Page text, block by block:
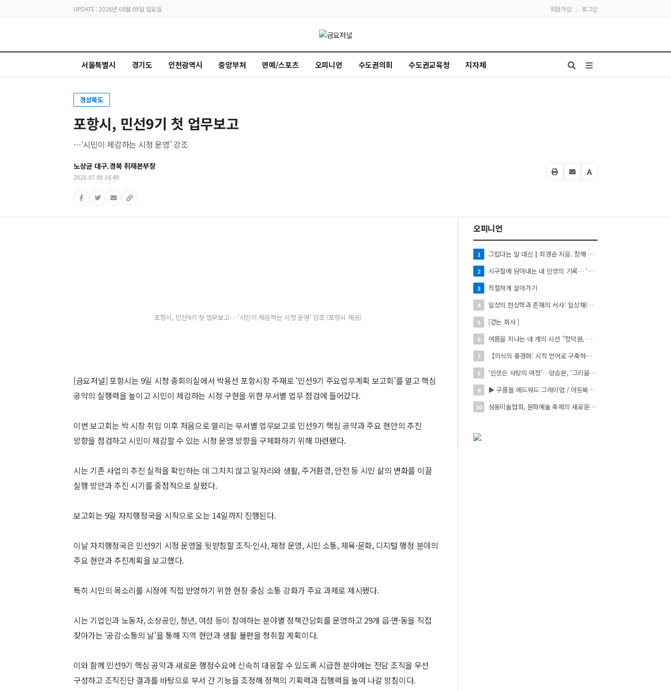
UPDATE : 2026년 08월 09일 일요일 회원가입 | 로그인
서울특별시 경기도 인천광역시 중앙부처 연예/스포츠 오피니언 수도권의회 수도권교육청 지자체
경상북도
포항시, 민선9기 첫 업무보고
…‘시민이 체감하는 시정 운영’ 강조
노상균 대구.경북 취재본부장
2026.07.09 16:49
포항시, 민선9기 첫 업무보고 …‘시민이 체감하는 시정 운영’ 강조 (포항시 제공)
[금요저널] 포항시는 9일 시청 중회의실에서 박용선 포항시장 주재로 ‘민선9기 주요업무계획 보고회’를 열고 핵심
공약의 실행력을 높이고 시민이 체감하는 시정 구현을 위한 부서별 업무 점검에 들어갔다.
이번 보고회는 박 시장 취임 이후 처음으로 열리는 부서별 업무보고로 민선9기 핵심 공약과 주요 현안의 추진
방향을 점검하고 시민이 체감할 수 있는 시정 운영 방향을 구체화하기 위해 마련됐다.
시는 기존 사업의 추진 실적을 확인하는 데 그치지 않고 일자리와 생활, 주거환경, 안전 등 시민 삶의 변화를 이끌
실행 방안과 추진 시기를 중점적으로 살폈다.
보고회는 9일 자치행정국을 시작으로 오는 14일까지 진행된다.
이날 자치행정국은 민선9기 시정 운영을 뒷받침할 조직·인사, 재정 운영, 시민 소통, 체육·문화, 디지털 행정 분야의
주요 현안과 추진계획을 보고했다.
특히 시민의 목소리를 시정에 직접 반영하기 위한 현장 중심 소통 강화가 주요 과제로 제시됐다.
시는 기업인과 노동자, 소상공인, 청년, 여성 등이 참여하는 분야별 정책간담회를 운영하고 29개 읍·면·동을 직접
찾아가는 ‘공감·소통의 날’을 통해 지역 현안과 생활 불편을 청취할 계획이다.
이와 함께 민선9기 핵심 공약과 새로운 행정수요에 신속히 대응할 수 있도록 시급한 분야에는 전담 조직을 우선
구성하고 조직진단 결과를 바탕으로 부서 간 기능을 조정해 정책의 기획력과 집행력을 높여 나갈 방침이다.
오피니언
1 그립다는 말 대신┃최경순 지음. 창해 펴냄. 136쪽. 1만4천원
2 시구절에 담아내는 내 인생의 기록… ‘시로 쓰는 자서전’
3 적절하게 살아가기
4 일상의 현상학과 존재의 서사: 일상재(日常材)의 시적 환치와 자아 성찰】
5 [걷는 회사 ]
6 여름을 지나는 네 개의 시선 "정덕원, 나지윤, 민선홍, 정윤하 작가" 4인 展
7 【의식의 풍경화: 시적 언어로 구축하는 실존의 미학】
8 ‘인생은 사랑의 여정’…양승본, ‘그리움의 빛’
9 ▶ 구름들 에드워드 그레이엄 / 아트북스 / 288쪽
10 성동미술협회, 문화예술 축제의 새로운 시작 ‘2026 서울숲 국제 아트 페스타’ 개최